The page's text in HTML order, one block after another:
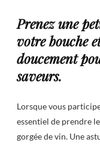
Prenez une
votre bouche
doucement
saveurs.
Lorsque vous
essentiel de prendre
gorgée de vin. Une